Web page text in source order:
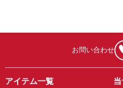
お問い合わせ
アイテム一覧